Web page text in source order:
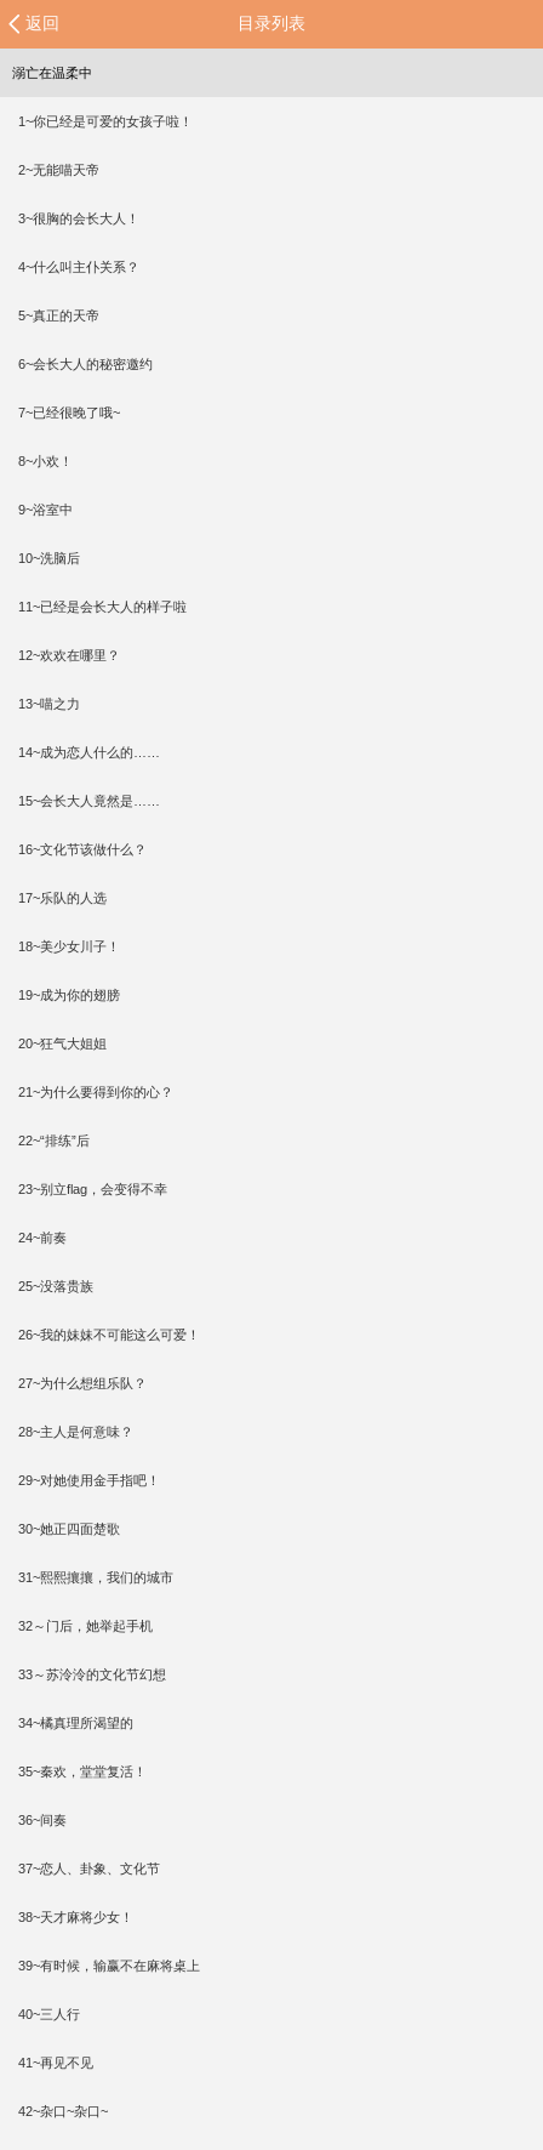
返回 目录列表
溺亡在温柔中
1~你已经是可爱的女孩子啦！
2~无能喵天帝
3~很胸的会长大人！
4~什么叫主仆关系？
5~真正的天帝
6~会长大人的秘密邀约
7~已经很晚了哦~
8~小欢！
9~浴室中
10~洗脑后
11~已经是会长大人的样子啦
12~欢欢在哪里？
13~喵之力
14~成为恋人什么的……
15~会长大人竟然是……
16~文化节该做什么？
17~乐队的人选
18~美少女川子！
19~成为你的翅膀
20~狂气大姐姐
21~为什么要得到你的心？
22~“排练”后
23~别立flag，会变得不幸
24~前奏
25~没落贵族
26~我的妹妹不可能这么可爱！
27~为什么想组乐队？
28~主人是何意味？
29~对她使用金手指吧！
30~她正四面楚歌
31~熙熙攘攘，我们的城市
32～门后，她举起手机
33～苏泠泠的文化节幻想
34~橘真理所渴望的
35~秦欢，堂堂复活！
36~间奏
37~恋人、卦象、文化节
38~天才麻将少女！
39~有时候，输赢不在麻将桌上
40~三人行
41~再见不见
42~杂口~杂口~